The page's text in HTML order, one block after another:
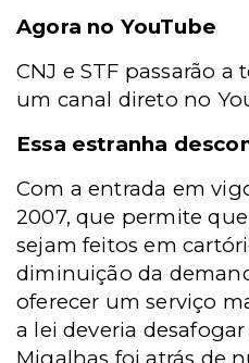
Agora no YouTube
CNJ e STF passarão a
um canal direto no
Essa estranha
Com a entrada em
2007, que permite
sejam feitos em
diminuição da
oferecer um serviço
a lei deveria